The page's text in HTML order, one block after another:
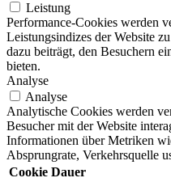
Leistung
Performance-Cookies werden
Leistungsindizes der Website
dazu beiträgt, den Besuchern
bieten.
Analyse
Analyse
Analytische Cookies werden
Besucher mit der Website
Informationen über Metriken
Absprungrate, Verkehrsquelle
Cookie Dauer